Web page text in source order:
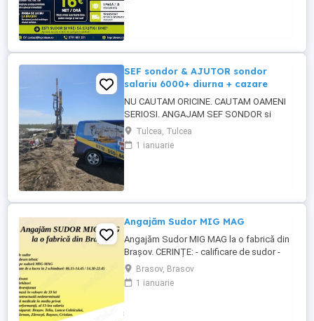
SEF sondor & AJUTOR sondor
salariu 6000+ diurna + cazare
NU CAUTAM ORICINE. CAUTAM OAMENI
SERIOSI. ANGAJAM SEF SONDOR si
AJUTOR SONDOR FORAJE PUTURI APA
Vrei salariu bun, cazare asigurata,
program clar si stabilitate pe termen lung?
organizat, ...
Tulcea, Tulcea
1 ianuarie
Angajăm Sudor MIG MAG
Angajăm Sudor MIG MAG la o fabrică din
Brașov. CERINȚE: - calificare de sudor -
cunoștințe desen tehnic - experiență pe
sudură MIG-MAG - disponibilitate pentru
lucru în 2 schimburi: 06.15-14.45 14.30-
Brasov, Brasov
1 ianuarie